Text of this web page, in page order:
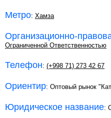
Метро: Хамза
Организационно-
Ограниченной Ответственностью
Телефон: (+998 71) 273 42 67
Ориентир: Оптовый рынок
Юридическое название: